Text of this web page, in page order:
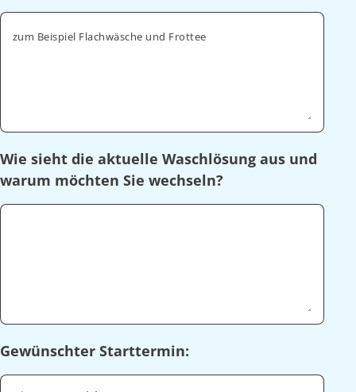
zum Beispiel Flachwäsche und Frottee
Wie sieht die aktuelle Waschlösung aus und
warum möchten Sie wechseln?
Gewünschter Starttermin: